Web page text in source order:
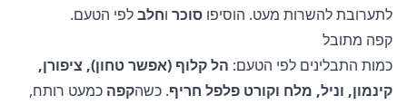
לתערובת להשרות מעט. הוסיפו סוכר וחלבלפי הטעם.
קפה מתובל
כמות התבלינים לפי הטעם: הל קלוף (אפשר טחון), ציפורן,
קינמון, וניל, מלח וקורט פלפל חריף. כשהקפה כמעט רותח,